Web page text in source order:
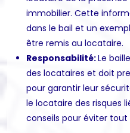
immobilier. Cette
dans le bail et un
être remis au locataire.
Responsabilité:Le
des locataires et doit
pour garantir leur
le locataire des risques
conseils pour éviter